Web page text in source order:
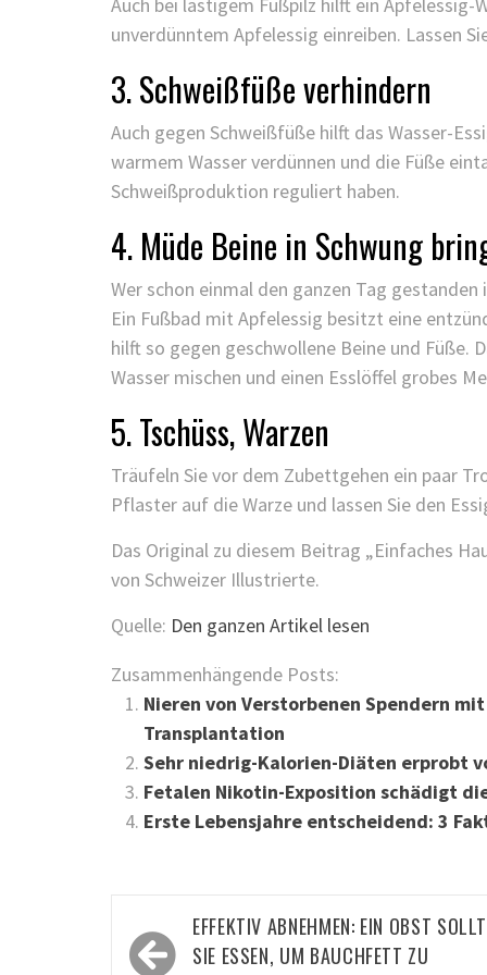
unverdünntem Apfelessig einreiben. Lassen
3. Schweißfüße verhindern
Auch gegen Schweißfüße hilft das Wasser-
warmem Wasser verdünnen und die Füße
Schweißproduktion reguliert haben.
4. Müde Beine in Schwung
Wer schon einmal den ganzen Tag
Ein Fußbad mit Apfelessig besitzt eine
hilft so gegen geschwollene Beine und Füße.
Wasser mischen und einen Esslöffel grobes
5. Tschüss, Warzen
Träufeln Sie vor dem Zubettgehen ein paar
Pflaster auf die Warze und lassen Sie den
Das Original zu diesem Beitrag „Einfaches
von Schweizer Illustrierte.
Quelle: Den ganzen Artikel lesen
Zusammenhängende Posts:
Nieren von Verstorbenen Spendern
Transplantation
Sehr niedrig-Kalorien-Diäten erprobt
Fetalen Nikotin-Exposition schädigt
Erste Lebensjahre entscheidend: 3
Beitragsnavigation
EFFEKTIV ABNEHMEN: EIN OBST
SIE ESSEN, UM BAUCHFETT ZU